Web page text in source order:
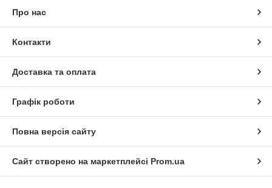
Про нас
Контакти
Доставка та оплата
Графік роботи
Повна версія сайту
Сайт створено на маркетплейсі Prom.ua